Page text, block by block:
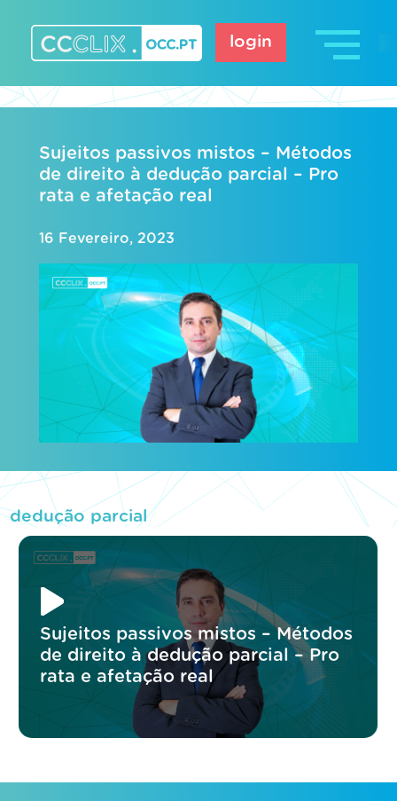
content
login
Sujeitos passivos mistos – Métodos
de direito à dedução parcial – Pro
rata e afetação real
16 Fevereiro, 2023
dedução parcial
Sujeitos passivos mistos – Métodos
de direito à dedução parcial – Pro
rata e afetação real